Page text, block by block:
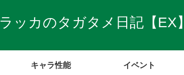
ラッカのタガタメ日記【EX】
キャラ性能 イベント